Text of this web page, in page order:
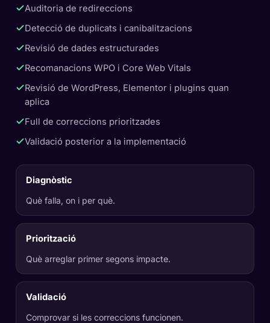
Auditoria de redireccions
Detecció de duplicats i canibalitzacions
Revisió de dades estructurades
Recomanacions WPO i Core Web Vitals
Revisió de WordPress, Elementor i plugins quan
aplica
Full de correccions prioritzades
Validació posterior a la implementació
Diagnòstic
Què falla, on i per què.
Priorització
Què arreglar primer segons impacte.
Validació
Comprovar si les correccions funcionen.